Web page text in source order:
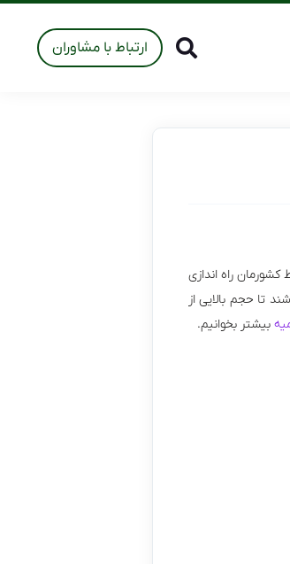
ارتباط با مشاوران
راه اندازی
تا حجم بالایی از
بیشتر بخوانیم.